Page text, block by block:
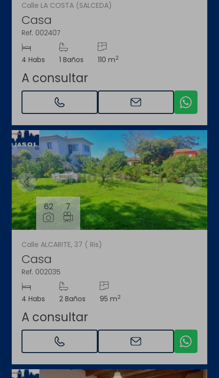
Calle LA COSTA (SALCEDA)
Casa
Ref. 002407
4 Habs 1 Baños 110 m2
A consultar
62 7
Calle ALCARITE, 37 ( Ris)
Casa
Ref. 002035
4 Habs 2 Baños 95 m2
A consultar